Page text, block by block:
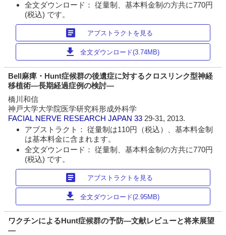
全文ダウンロード： 従量制、基本料金制の方共に770円
(税込) です。
article アブストラクトを見る
download 全文ダウンロード(3.74MB)
Bell麻痺・Hunt症候群の後遺症に対するクロスリンク型神経
移植術―長期経過症例の検討―
橋川和信
神戸大学大学院医学研究科形成外科学
FACIAL NERVE RESEARCH JAPAN 33 29-31, 2013.
アブストラクト： 従量制は110円（税込）、基本料金制
は基本料金に含まれます。
全文ダウンロード： 従量制、基本料金制の方共に770円
(税込) です。
article アブストラクトを見る
download 全文ダウンロード(2.95MB)
ワクチンによるHunt症候群の予防―文献レビューと将来展望
―